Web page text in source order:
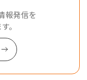
報発信を
。